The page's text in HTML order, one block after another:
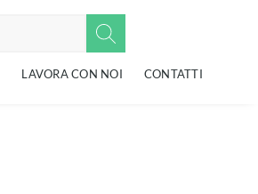
LAVORA CON NOI CONTATTI